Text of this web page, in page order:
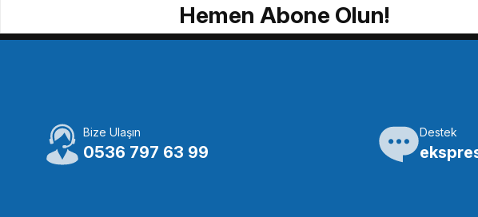
Hemen Abone Olun!
Bize Ulaşın
0536 797 63 99
Destek